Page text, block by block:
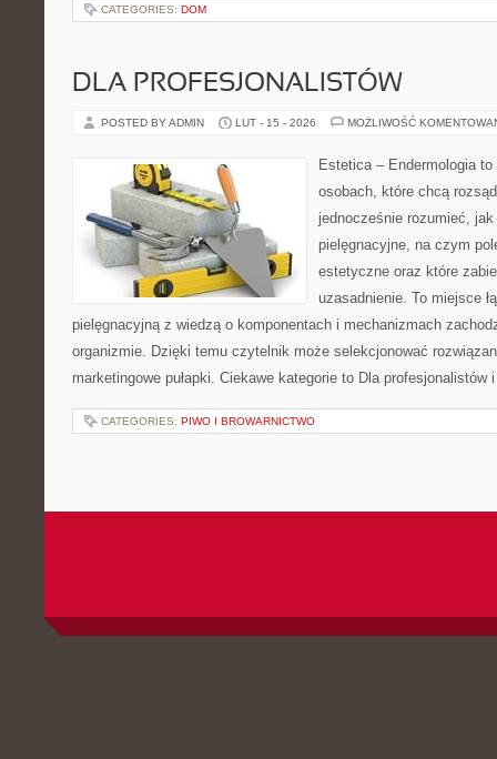
CATEGORIES: DOM
DLA PROFESJONALISTÓW
POSTED BY ADMIN LUT - 15 - 2026 MOŻLIWOŚĆ
Estetica – Endermologia
osobach, które chcą
jednocześnie rozumieć, jak
pielęgnacyjne, na czym
estetyczne oraz które
uzasadnienie. To miejsce
pielęgnacyjną z wiedzą o komponentach i mechanizmach
organizmie. Dzięki temu czytelnik może selekcjonować
marketingowe pułapki. Ciekawe kategorie to Dla
CATEGORIES: PIWO I BROWARNICTWO